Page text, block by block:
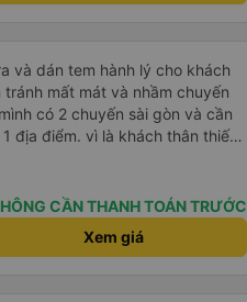
mất mát và nhầm chuyến
có 2 chuyến sài gòn và cần
khách thân thiết
và tin tưởng. tuy nhiên rất
tiếp
nữa thì chắc chắn quy công ty
số 1 quy nhơn. rất cảm
CẦN THANH TOÁN TRƯỚC
Xem giá